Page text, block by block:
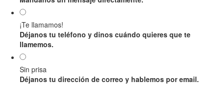
¡Te llamamos!
Déjanos tu teléfono y dinos cuándo quieres que te
llamemos.
Sin prisa
Déjanos tu dirección de correo y hablemos por email.